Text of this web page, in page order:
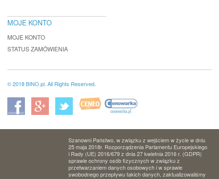
MOJE KONTO
MOJE KONTO
STATUS ZAMÓWIENIA
© 2018 BINO.pl. All Rights Reserved.
Szanowni Państwo, w związku z wejściem w życie w dniu
25 maja 2018r. Rozporządzenia Parlamentu Europejskiego
i Rady (UE) 2016/679 z dnia 27 kwietnia 2016 r. (GDPR)
sprawie ochrony osób fizycznych w związku z
przetwarzaniem danych osobowych i w sprawie
swobodnego przepływu takich danych, zaktualizowaliśmy